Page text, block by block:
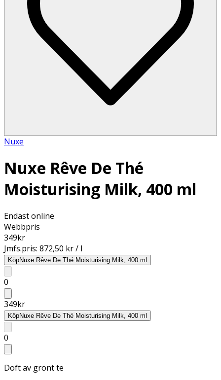
Nuxe
Nuxe Rêve De Thé
Moisturising Milk, 400 ml
Endast online
Webbpris
349kr
Jmfs.pris: 872,50 kr / l
KöpNuxe Rêve De Thé Moisturising Milk, 400 ml
0
349kr
KöpNuxe Rêve De Thé Moisturising Milk, 400 ml
0
Doft av grönt te